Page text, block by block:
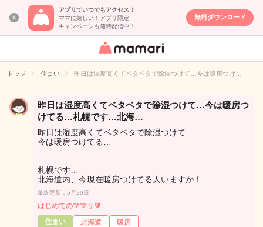
アプリでいつでもアクセス！
ママに嬉しい！アプリ限定
キャンペーンも随時配信中！
無料ダウンロード
女性専用匿名QA
イト
トップ 住まい 昨日は湿度高くてベタベタで除湿つけて…今は暖房つけ…
昨日は湿度高くてベタベタで除湿つけて…今は暖房つ
けてる…札幌です…北海…
昨日は湿度高くてベタベタで除湿つけて…
今は暖房つけてる…
札幌です…
北海道内、今現在暖房つけてる人いますか！
最終更新：5月29日
はじめてのママリ🔰
住まい
北海道 暖房